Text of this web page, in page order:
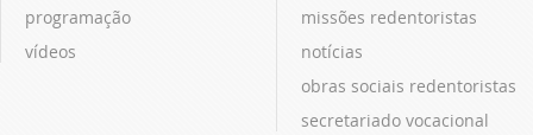
programação
vídeos
missões redentoristas
notícias
obras sociais redentoristas
secretariado vocacional